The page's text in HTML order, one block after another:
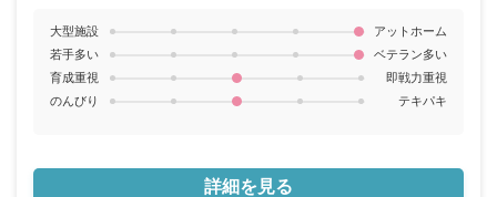
大型施設
アットホーム
若手多い
ベテラン多い
育成重視
即戦力重視
のんびり
テキパキ
詳細を見る